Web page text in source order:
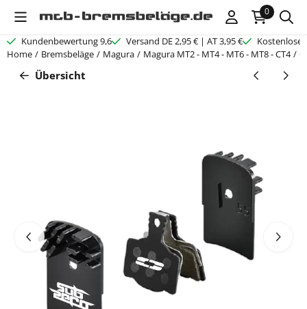
Cookie-Einstellungen verfügbar. Einstellungen wählen oder alle
0
Kundenbewertung 9,6 Versand DE 2,95 € | AT 3,95 €
Home / Bremsbeläge / Magura / Magura MT2 - MT4 - MT6 - MT8 - CT4 /
Übersicht